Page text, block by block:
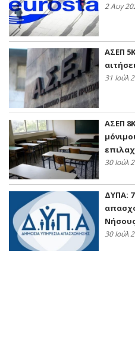
2 Αυγ
ΑΣΕΠ
31 Ιούλ
ΑΣΕΠ
30 Ιούλ
ΔΥΠΑ:
30 Ιούλ